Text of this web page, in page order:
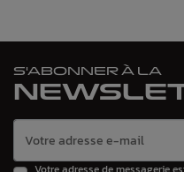
S'ABONNER À LA